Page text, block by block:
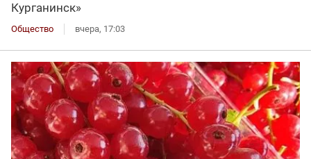
Курганинск»
Общество вчера, 17:03